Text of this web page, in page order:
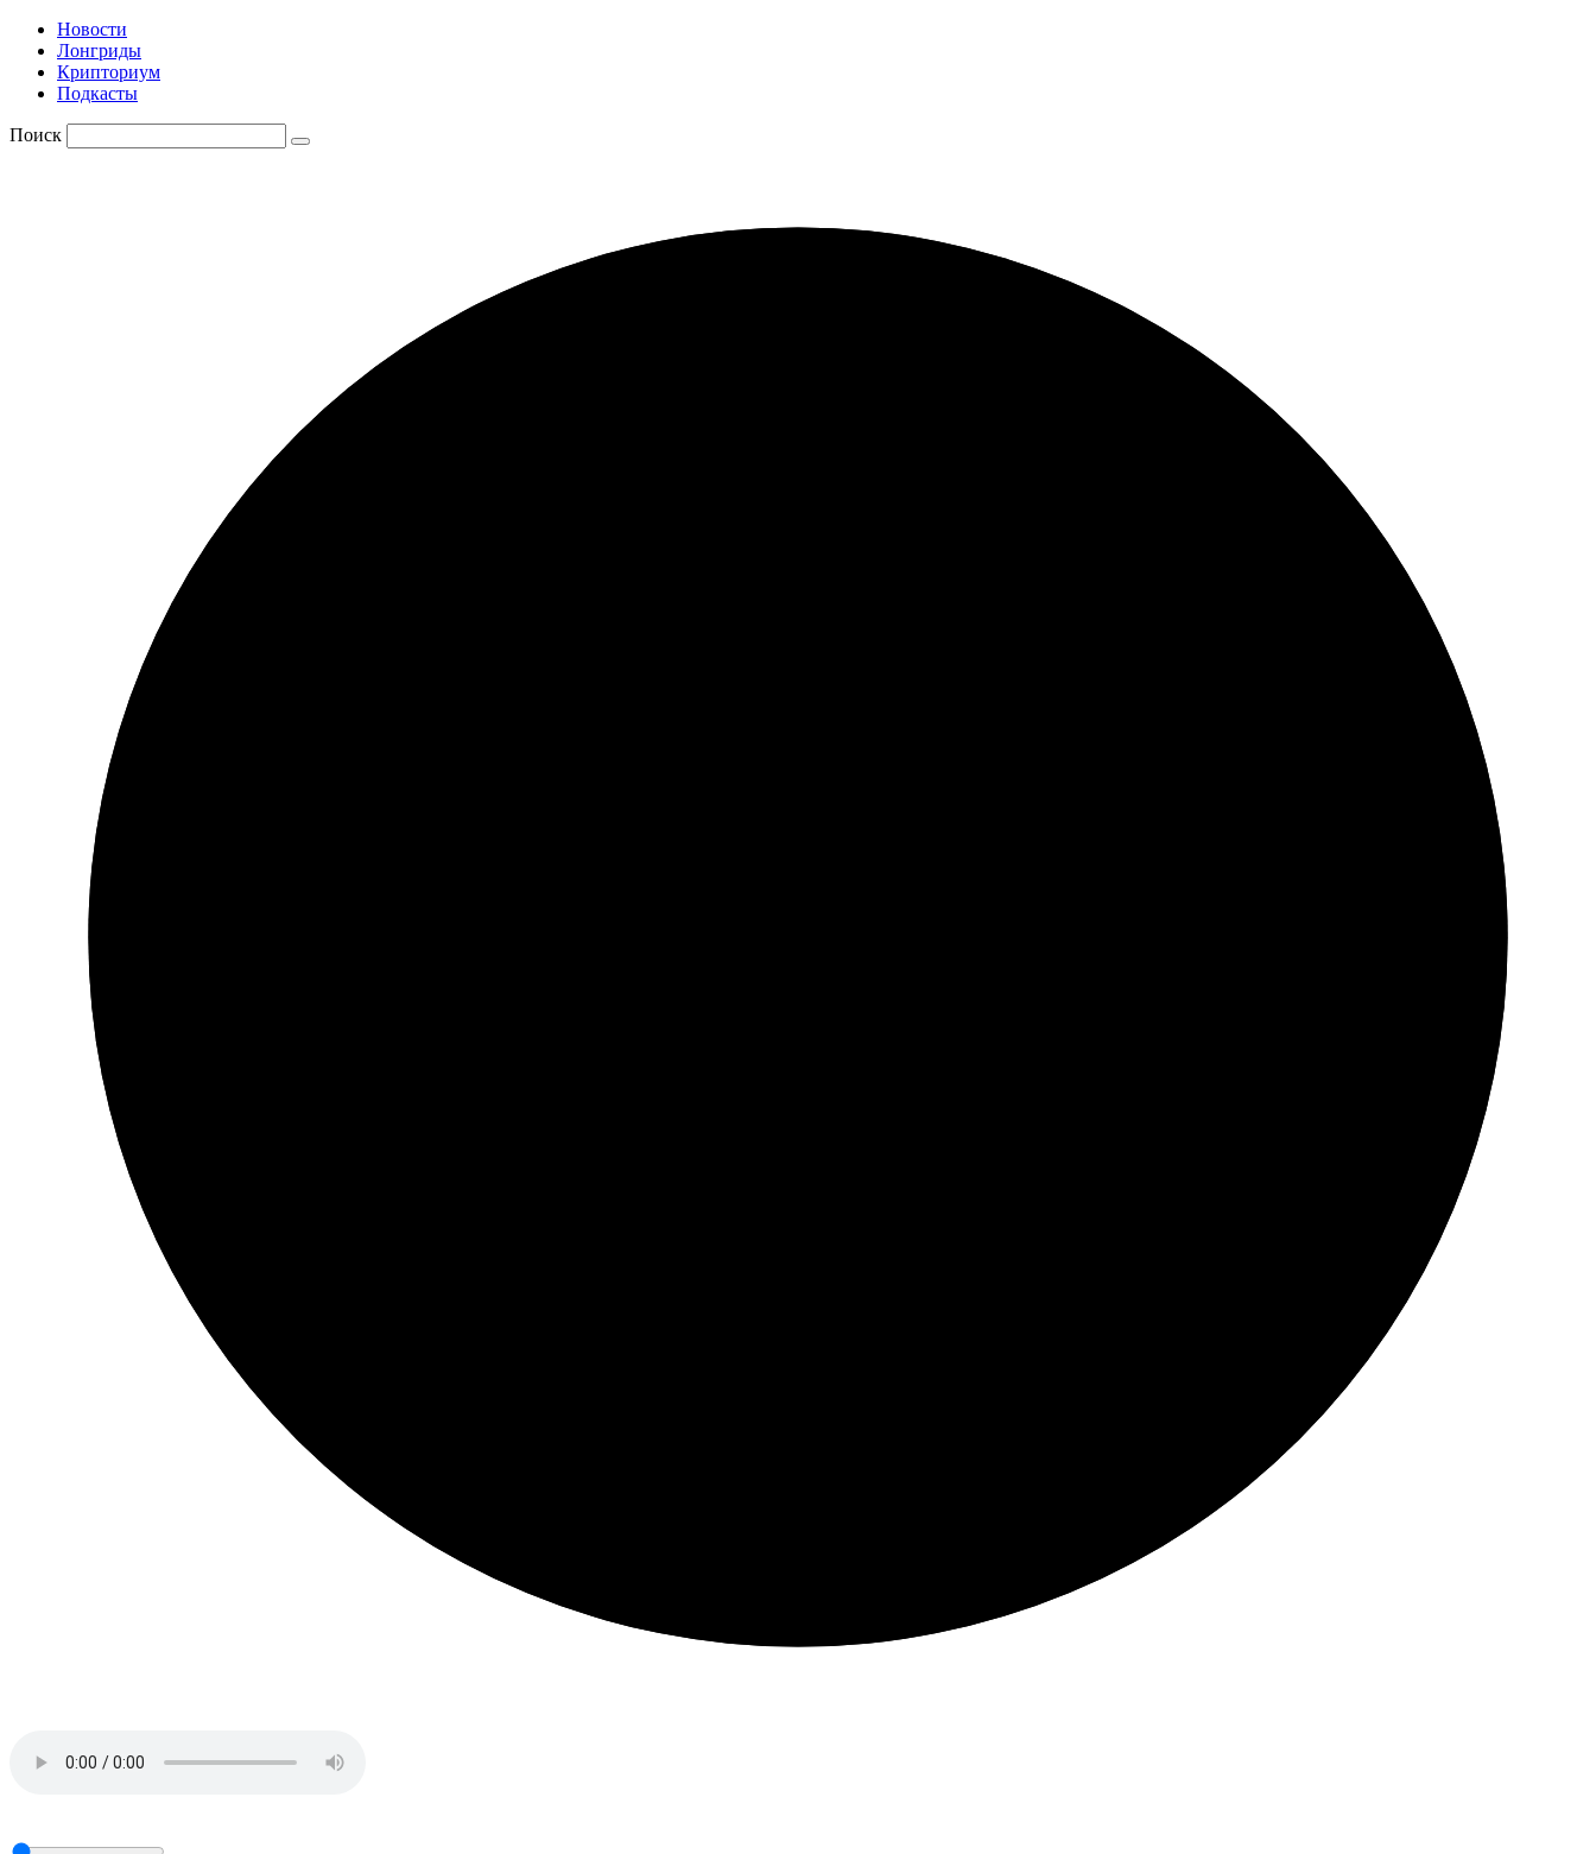
Новости
Лонгриды
Крипториум
Подкасты
Поиск